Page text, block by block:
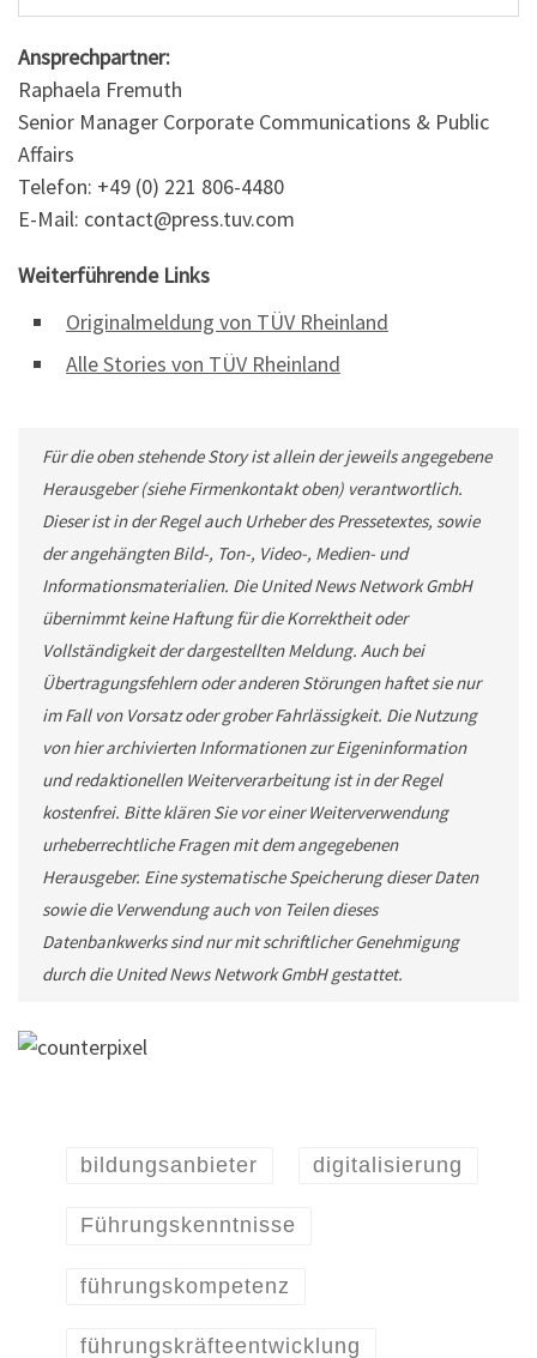
Ansprechpartner:
Raphaela Fremuth
Senior Manager Corporate Communications & Public
Affairs
Telefon: +49 (0) 221 806-4480
E-Mail: contact@press.tuv.com
Weiterführende Links
Originalmeldung von TÜV Rheinland
Alle Stories von TÜV Rheinland
Für die oben stehende Story ist allein der jeweils angegebene
Herausgeber (siehe Firmenkontakt oben) verantwortlich.
Dieser ist in der Regel auch Urheber des Pressetextes, sowie
der angehängten Bild-, Ton-, Video-, Medien- und
Informationsmaterialien. Die United News Network GmbH
übernimmt keine Haftung für die Korrektheit oder
Vollständigkeit der dargestellten Meldung. Auch bei
Übertragungsfehlern oder anderen Störungen haftet sie nur
im Fall von Vorsatz oder grober Fahrlässigkeit. Die Nutzung
von hier archivierten Informationen zur Eigeninformation
und redaktionellen Weiterverarbeitung ist in der Regel
kostenfrei. Bitte klären Sie vor einer Weiterverwendung
urheberrechtliche Fragen mit dem angegebenen
Herausgeber. Eine systematische Speicherung dieser Daten
sowie die Verwendung auch von Teilen dieses
Datenbankwerks sind nur mit schriftlicher Genehmigung
durch die United News Network GmbH gestattet.
bildungsanbieter digitalisierung
Führungskenntnisse
führungskompetenz
führungskräfteentwicklung